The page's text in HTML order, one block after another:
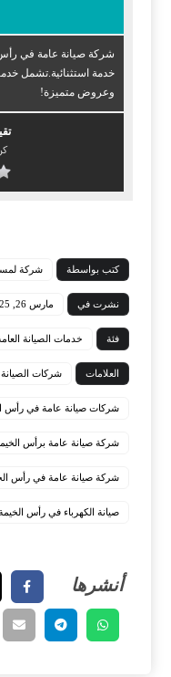
شركة صيانة عامة في رأس
خدمة استثنائية.تشمل
وعروض متميزة!
كتب بواسطة شركة
نشرت في مارس 26, 2025
فئة خدمات الصيانة
العلامات شركات
شركات صيانة عامة في رأس
شركة صيانة عامة برأس
شركة صيانة عامة في رأس
صيانة الكهرباء في رأس